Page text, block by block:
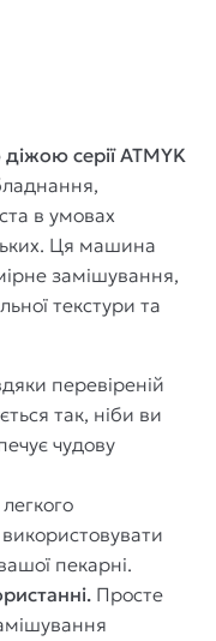
серії ATMYK
в умовах
Ця машина
замішування,
текстури та
перевіреній
так, ніби ви
чудову
пекарні.
Просте